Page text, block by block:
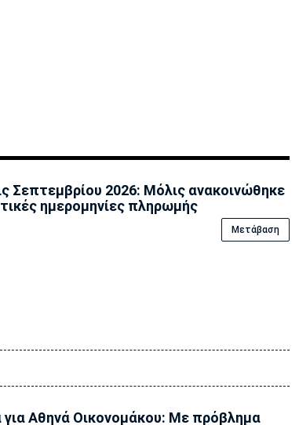
Σεπτεμβρίου 2026: Μόλις ανακοινώθηκε
ημερομηνίες πληρωμής
Μετάβαση
για Αθηνά Οικονομάκου: Με πρόβλημα